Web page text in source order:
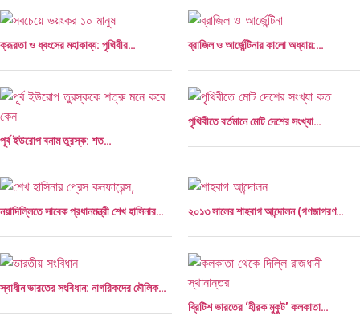
ক্রূরতা ও ধ্বংসের মহাকাব্য: পৃথিবীর… ব্রাজিল ও আর্জেন্টিনার কালো অধ্যায়:…
পূর্ব ইউরোপ বনাম তুরস্ক: শত…
পৃথিবীতে বর্তমানে মোট দেশের সংখ্যা…
এশিয়ান সেঞ্চুরির দ্বৈরথ: চীন-ভারতের বৈশ্বিক… পাকিস্তান, চীন ও বাংলাদেশ: তিন…
নয়াদিল্লিতে সাবেক প্রধানমন্ত্রী শেখ হাসিনার… ২০১৩ সালের শাহবাগ আন্দোলন (গণজাগরণ…
স্বাধীন ভারতের সংবিধান: নাগরিকদের মৌলিক…
ব্রিটিশ ভারতের ‘হীরক মুকুট’ কলকাতা…